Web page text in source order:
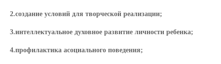
2.создание условий для творческой реализации;
3.интеллектуальное духовное развитие личности ребенка;
4.профилактика асоциального поведения;